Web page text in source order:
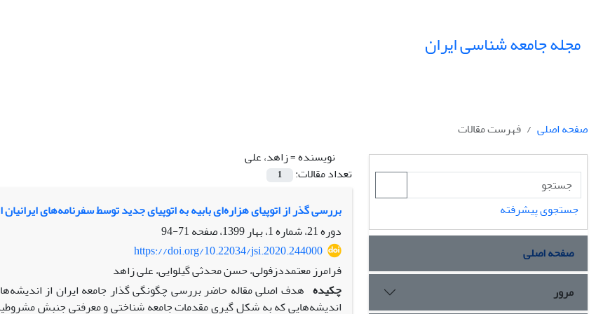
مجله جامعه شناسی ایران
صفحه اصلی
فهرست مقالات
نویسنده =زاهد، علی
تعداد مقالات:
1
بررسی گذر از اتوپیای هزاره‌ای بابیه به اتوپیای جدید توسط سفرنامه‌های
دوره 21، شماره 1، بهار 1399، صفحه
71-94
https://doi.org/10.22034/jsi.2020.244000
فرامرز معتمددزفولی، حسن محدثی گیلوایی، علی زاهد
چکیده هدف اصلی مقاله حاضر بررسی چگونگی گذار جامعه ایران از
اندیشه‌هایی که به شکل­ گیری مقدمات جامعه­ شناختی و معرفتی جنبش
جستجوی پیشرفته
صفحه اصلی
مرور